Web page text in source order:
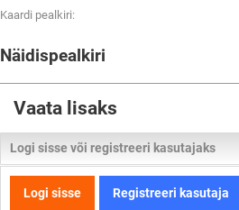
Kaardi pealkiri:
Näidispealkiri
Vaata lisaks
Logi sisse või registreeri kasutajaks
Logi sisse Registreeri kasutaja